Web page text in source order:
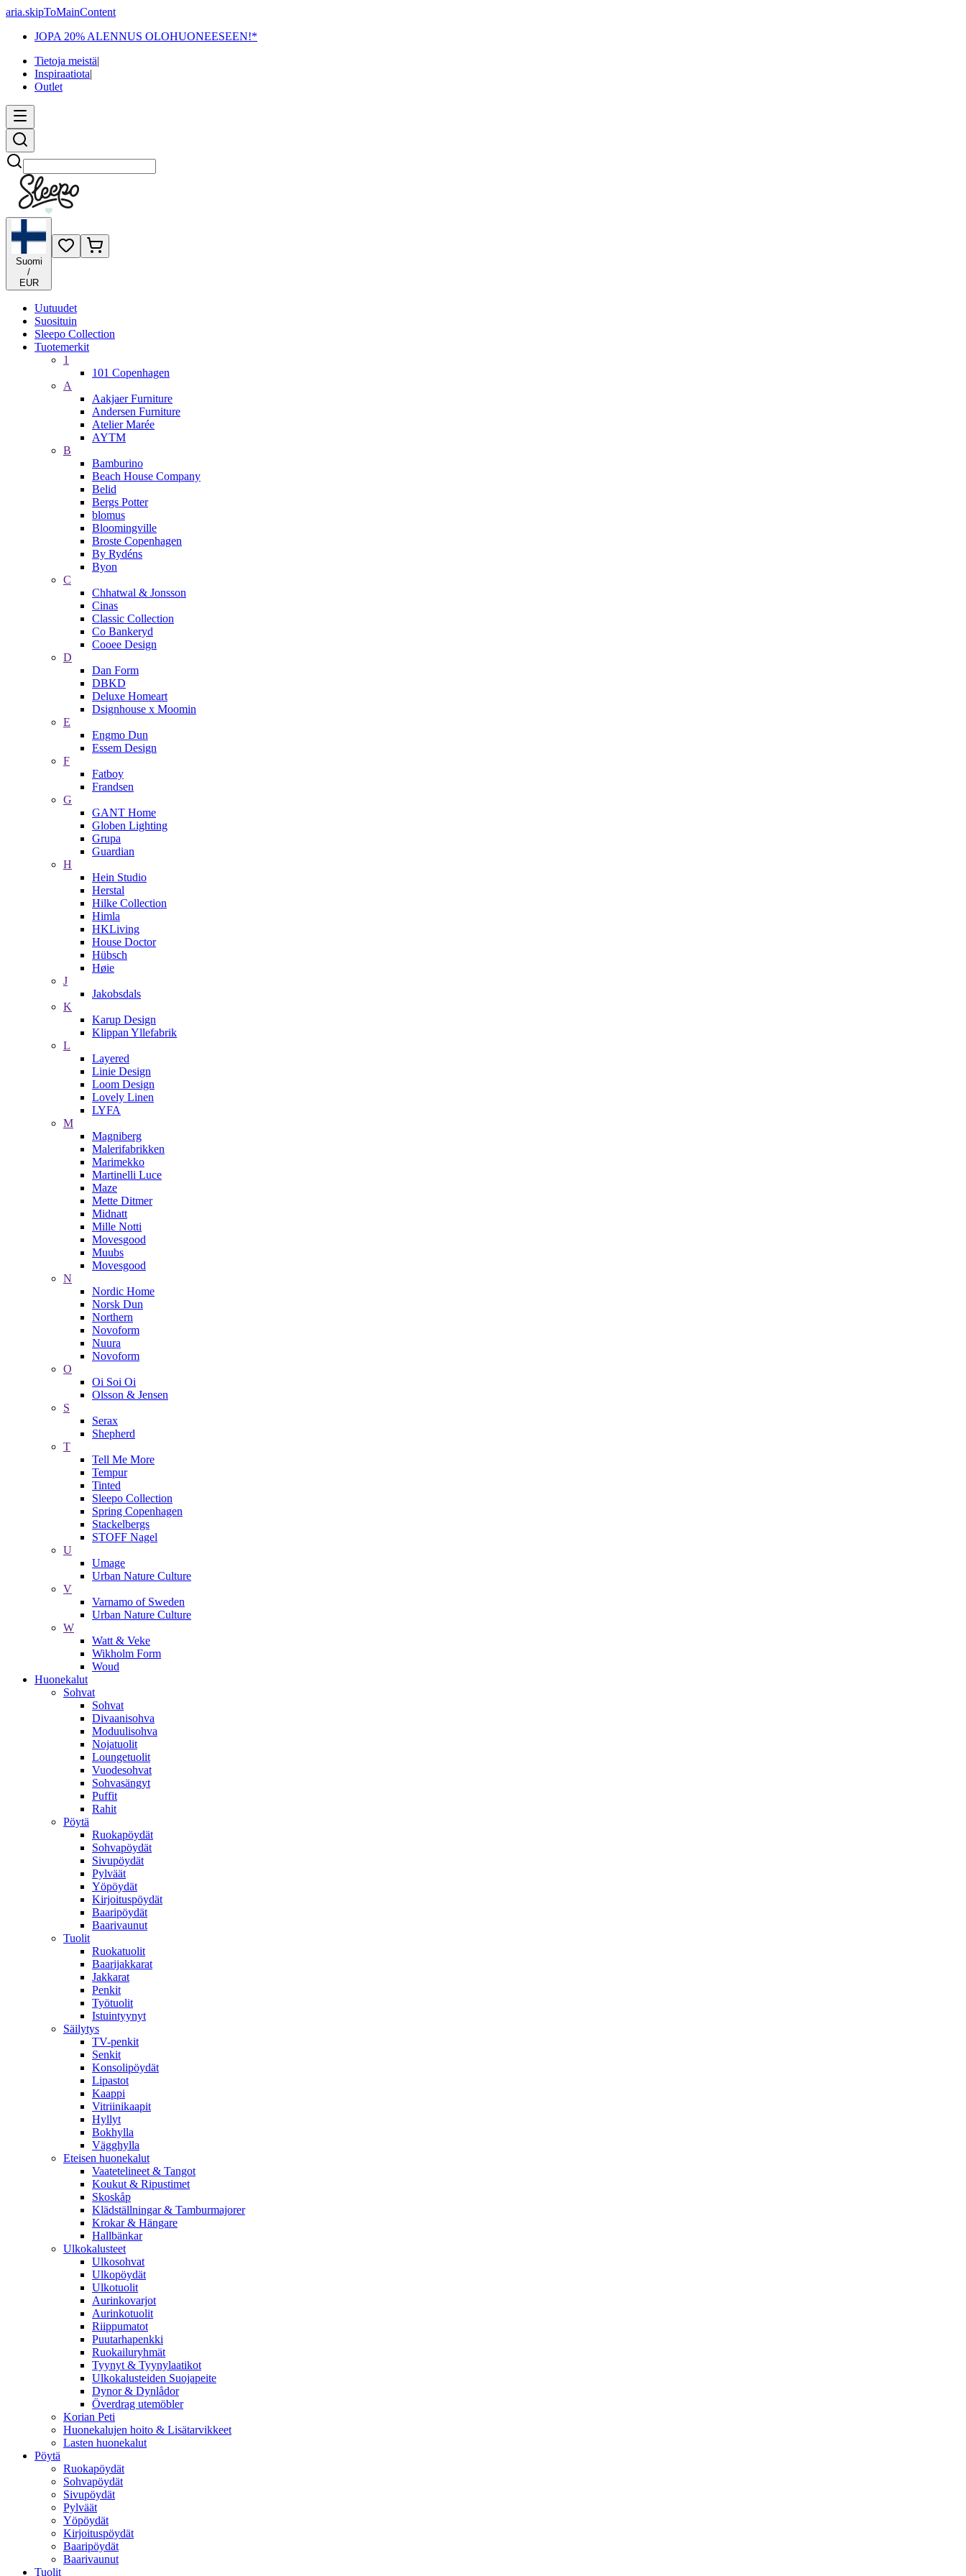
aria.skipToMainContent
JOPA 20% ALENNUS OLOHUONEESEEN!*
Tietoja meistä|
Inspiraatiota|
Outlet
Etsi
Suomi
/
EUR
Uutuudet
Suosituin
Sleepo Collection
Tuotemerkit
1
101 Copenhagen
A
Aakjaer Furniture
Andersen Furniture
Atelier Marée
AYTM
B
Bamburino
Beach House Company
Belid
Bergs Potter
blomus
Bloomingville
Broste Copenhagen
By Rydéns
Byon
C
Chhatwal & Jonsson
Cinas
Classic Collection
Co Bankeryd
Cooee Design
D
Dan Form
DBKD
Deluxe Homeart
Dsignhouse x Moomin
E
Engmo Dun
Essem Design
F
Fatboy
Frandsen
G
GANT Home
Globen Lighting
Grupa
Guardian
H
Hein Studio
Herstal
Hilke Collection
Himla
HKLiving
House Doctor
Hübsch
Høie
J
Jakobsdals
K
Karup Design
Klippan Yllefabrik
L
Layered
Linie Design
Loom Design
Lovely Linen
LYFA
M
Magniberg
Malerifabrikken
Marimekko
Martinelli Luce
Maze
Mette Ditmer
Midnatt
Mille Notti
Movesgood
Muubs
Movesgood
N
Nordic Home
Norsk Dun
Northern
Novoform
Nuura
Novoform
O
Oi Soi Oi
Olsson & Jensen
S
Serax
Shepherd
T
Tell Me More
Tempur
Tinted
Sleepo Collection
Spring Copenhagen
Stackelbergs
STOFF Nagel
U
Umage
Urban Nature Culture
V
Varnamo of Sweden
Urban Nature Culture
W
Watt & Veke
Wikholm Form
Woud
Huonekalut
Sohvat
Sohvat
Divaanisohva
Moduulisohva
Nojatuolit
Loungetuolit
Vuodesohvat
Sohvasängyt
Puffit
Rahit
Pöytä
Ruokapöydät
Sohvapöydät
Sivupöydät
Pylväät
Yöpöydät
Kirjoituspöydät
Baaripöydät
Baarivaunut
Tuolit
Ruokatuolit
Baarijakkarat
Jakkarat
Penkit
Työtuolit
Istuintyynyt
Säilytys
TV-penkit
Senkit
Konsolipöydät
Lipastot
Kaappi
Vitriinikaapit
Hyllyt
Bokhylla
Vägghylla
Eteisen huonekalut
Vaatetelineet & Tangot
Koukut & Ripustimet
Skoskåp
Klädställningar & Tamburmajorer
Krokar & Hängare
Hallbänkar
Ulkokalusteet
Ulkosohvat
Ulkopöydät
Ulkotuolit
Aurinkovarjot
Aurinkotuolit
Riippumatot
Puutarhapenkki
Ruokailuryhmät
Tyynyt & Tyynylaatikot
Ulkokalusteiden Suojapeite
Dynor & Dynlådor
Överdrag utemöbler
Korian Peti
Huonekalujen hoito & Lisätarvikkeet
Lasten huonekalut
Pöytä
Ruokapöydät
Sohvapöydät
Sivupöydät
Pylväät
Yöpöydät
Kirjoituspöydät
Baaripöydät
Baarivaunut
Tuolit